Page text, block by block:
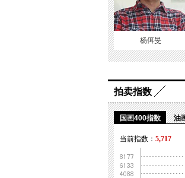
杨佴旻
拍卖指数
国画400指数 油
当前指数： 5,717